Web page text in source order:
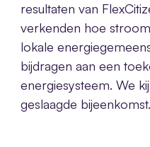
resultaten van
verkenden hoe
lokale
bijdragen aan een
energiesysteem. We
geslaagde bijeenkomst.